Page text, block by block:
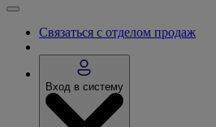
Связаться с отделом продаж
Вход в систему